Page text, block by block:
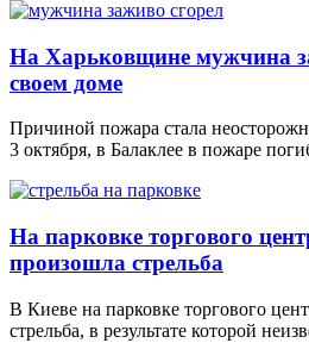
На Харьковщине мужчина
своем доме
Причиной пожара стала
3 октября, в Балаклее в пожаре
На парковке торгового
произошла стрельба
В Киеве на парковке торгового
стрельба, в результате которой